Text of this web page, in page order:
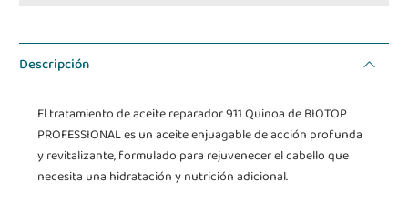
Descripción
El tratamiento de aceite reparador 911 Quinoa de BIOTOP
PROFESSIONAL es un aceite enjuagable de acción profunda
y revitalizante, formulado para rejuvenecer el cabello que
necesita una hidratación y nutrición adicional.